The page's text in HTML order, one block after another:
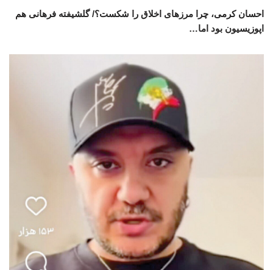
احسان کرمی، چرا مرزهای اخلاق را شکست؟/ گلشیفته فرهانی هم
اپوزیسیون بود اما…